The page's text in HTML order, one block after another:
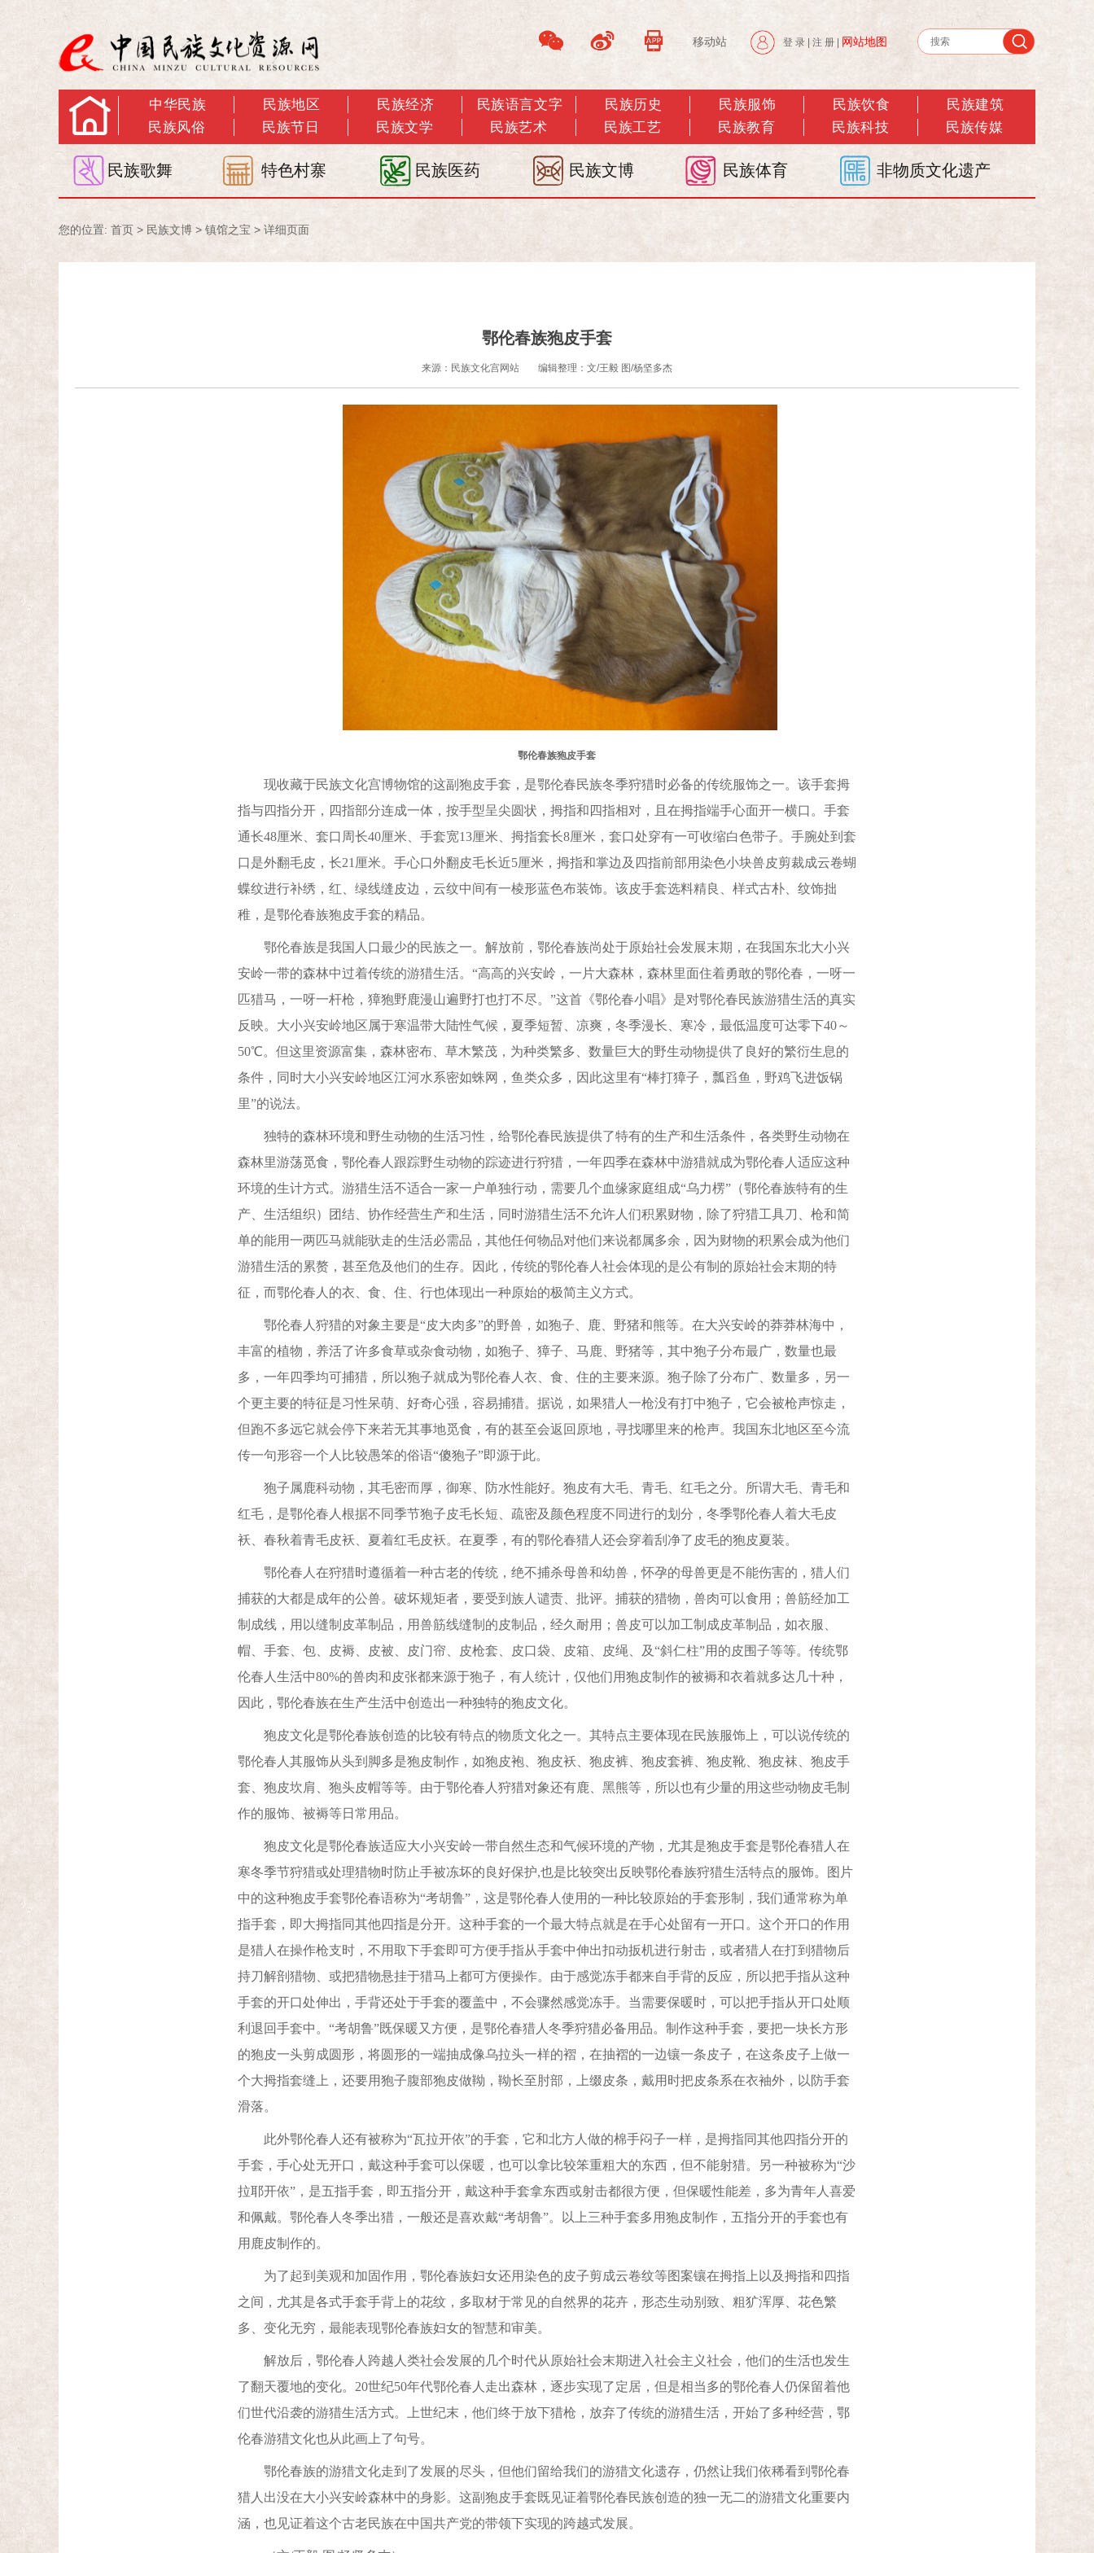
移动站 登 录 注 册 网站地图
中华民族 民族地区 民族经济 民族语言文字 民族历史 民族服饰 民族饮食
民族建筑
民族风俗
民族节日 民族文学 民族艺术 民族工艺 民族教育 民族科技 民族传媒
民族歌舞 特色村寨 民族医药 民族文博 民族体育 非物质文化遗产
您的位置: 首页 > 民族文博 > 镇馆之宝 > 详细页面
鄂伦春族狍皮手套
来源：民族文化宫网站 编辑整理：文/王毅 图/杨坚多杰
鄂伦春族狍皮手套
现收藏于民族文化宫博物馆的这副狍皮手套，是鄂伦春民族冬季狩猎时必备的传统服饰之一。该手套拇
指与四指分开，四指部分连成一体，按手型呈尖圆状，拇指和四指相对，且在拇指端手心面开一横口。手套
通长48厘米、套口周长40厘米、手套宽13厘米、拇指套长8厘米，套口处穿有一可收缩白色带子。手腕处到套
口是外翻毛皮，长21厘米。手心口外翻皮毛长近5厘米，拇指和掌边及四指前部用染色小块兽皮剪裁成云卷蝴
蝶纹进行补绣，红、绿线缝皮边，云纹中间有一棱形蓝色布装饰。该皮手套选料精良、样式古朴、纹饰拙
稚，是鄂伦春族狍皮手套的精品。
鄂伦春族是我国人口最少的民族之一。解放前，鄂伦春族尚处于原始社会发展末期，在我国东北大小兴
安岭一带的森林中过着传统的游猎生活。“高高的兴安岭，一片大森林，森林里面住着勇敢的鄂伦春，一呀一
匹猎马，一呀一杆枪，獐狍野鹿漫山遍野打也打不尽。”这首《鄂伦春小唱》是对鄂伦春民族游猎生活的真实
反映。大小兴安岭地区属于寒温带大陆性气候，夏季短暂、凉爽，冬季漫长、寒冷，最低温度可达零下40～
50℃。但这里资源富集，森林密布、草木繁茂，为种类繁多、数量巨大的野生动物提供了良好的繁衍生息的
条件，同时大小兴安岭地区江河水系密如蛛网，鱼类众多，因此这里有“棒打獐子，瓢舀鱼，野鸡飞进饭锅
里”的说法。
独特的森林环境和野生动物的生活习性，给鄂伦春民族提供了特有的生产和生活条件，各类野生动物在
森林里游荡觅食，鄂伦春人跟踪野生动物的踪迹进行狩猎，一年四季在森林中游猎就成为鄂伦春人适应这种
环境的生计方式。游猎生活不适合一家一户单独行动，需要几个血缘家庭组成“乌力楞”（鄂伦春族特有的生
产、生活组织）团结、协作经营生产和生活，同时游猎生活不允许人们积累财物，除了狩猎工具刀、枪和简
单的能用一两匹马就能驮走的生活必需品，其他任何物品对他们来说都属多余，因为财物的积累会成为他们
游猎生活的累赘，甚至危及他们的生存。因此，传统的鄂伦春人社会体现的是公有制的原始社会末期的特
征，而鄂伦春人的衣、食、住、行也体现出一种原始的极简主义方式。
鄂伦春人狩猎的对象主要是“皮大肉多”的野兽，如狍子、鹿、野猪和熊等。在大兴安岭的莽莽林海中，
丰富的植物，养活了许多食草或杂食动物，如狍子、獐子、马鹿、野猪等，其中狍子分布最广，数量也最
多，一年四季均可捕猎，所以狍子就成为鄂伦春人衣、食、住的主要来源。狍子除了分布广、数量多，另一
个更主要的特征是习性呆萌、好奇心强，容易捕猎。据说，如果猎人一枪没有打中狍子，它会被枪声惊走，
但跑不多远它就会停下来若无其事地觅食，有的甚至会返回原地，寻找哪里来的枪声。我国东北地区至今流
传一句形容一个人比较愚笨的俗语“傻狍子”即源于此。
狍子属鹿科动物，其毛密而厚，御寒、防水性能好。狍皮有大毛、青毛、红毛之分。所谓大毛、青毛和
红毛，是鄂伦春人根据不同季节狍子皮毛长短、疏密及颜色程度不同进行的划分，冬季鄂伦春人着大毛皮
袄、春秋着青毛皮袄、夏着红毛皮袄。在夏季，有的鄂伦春猎人还会穿着刮净了皮毛的狍皮夏装。
鄂伦春人在狩猎时遵循着一种古老的传统，绝不捕杀母兽和幼兽，怀孕的母兽更是不能伤害的，猎人们
捕获的大都是成年的公兽。破坏规矩者，要受到族人谴责、批评。捕获的猎物，兽肉可以食用；兽筋经加工
制成线，用以缝制皮革制品，用兽筋线缝制的皮制品，经久耐用；兽皮可以加工制成皮革制品，如衣服、
帽、手套、包、皮褥、皮被、皮门帘、皮枪套、皮口袋、皮箱、皮绳、及“斜仁柱”用的皮围子等等。传统鄂
伦春人生活中80%的兽肉和皮张都来源于狍子，有人统计，仅他们用狍皮制作的被褥和衣着就多达几十种，
因此，鄂伦春族在生产生活中创造出一种独特的狍皮文化。
狍皮文化是鄂伦春族创造的比较有特点的物质文化之一。其特点主要体现在民族服饰上，可以说传统的
鄂伦春人其服饰从头到脚多是狍皮制作，如狍皮袍、狍皮袄、狍皮裤、狍皮套裤、狍皮靴、狍皮袜、狍皮手
套、狍皮坎肩、狍头皮帽等等。由于鄂伦春人狩猎对象还有鹿、黑熊等，所以也有少量的用这些动物皮毛制
作的服饰、被褥等日常用品。
狍皮文化是鄂伦春族适应大小兴安岭一带自然生态和气候环境的产物，尤其是狍皮手套是鄂伦春猎人在
寒冬季节狩猎或处理猎物时防止手被冻坏的良好保护,也是比较突出反映鄂伦春族狩猎生活特点的服饰。图片
中的这种狍皮手套鄂伦春语称为“考胡鲁”，这是鄂伦春人使用的一种比较原始的手套形制，我们通常称为单
指手套，即大拇指同其他四指是分开。这种手套的一个最大特点就是在手心处留有一开口。这个开口的作用
是猎人在操作枪支时，不用取下手套即可方便手指从手套中伸出扣动扳机进行射击，或者猎人在打到猎物后
持刀解剖猎物、或把猎物悬挂于猎马上都可方便操作。由于感觉冻手都来自手背的反应，所以把手指从这种
手套的开口处伸出，手背还处于手套的覆盖中，不会骤然感觉冻手。当需要保暖时，可以把手指从开口处顺
利退回手套中。“考胡鲁”既保暖又方便，是鄂伦春猎人冬季狩猎必备用品。制作这种手套，要把一块长方形
的狍皮一头剪成圆形，将圆形的一端抽成像乌拉头一样的褶，在抽褶的一边镶一条皮子，在这条皮子上做一
个大拇指套缝上，还要用狍子腹部狍皮做靿，靿长至肘部，上缀皮条，戴用时把皮条系在衣袖外，以防手套
滑落。
此外鄂伦春人还有被称为“瓦拉开依”的手套，它和北方人做的棉手闷子一样，是拇指同其他四指分开的
手套，手心处无开口，戴这种手套可以保暖，也可以拿比较笨重粗大的东西，但不能射猎。另一种被称为“沙
拉耶开依”，是五指手套，即五指分开，戴这种手套拿东西或射击都很方便，但保暖性能差，多为青年人喜爱
和佩戴。鄂伦春人冬季出猎，一般还是喜欢戴“考胡鲁”。以上三种手套多用狍皮制作，五指分开的手套也有
用鹿皮制作的。
为了起到美观和加固作用，鄂伦春族妇女还用染色的皮子剪成云卷纹等图案镶在拇指上以及拇指和四指
之间，尤其是各式手套手背上的花纹，多取材于常见的自然界的花卉，形态生动别致、粗犷浑厚、花色繁
多、变化无穷，最能表现鄂伦春族妇女的智慧和审美。
解放后，鄂伦春人跨越人类社会发展的几个时代从原始社会末期进入社会主义社会，他们的生活也发生
了翻天覆地的变化。20世纪50年代鄂伦春人走出森林，逐步实现了定居，但是相当多的鄂伦春人仍保留着他
们世代沿袭的游猎生活方式。上世纪末，他们终于放下猎枪，放弃了传统的游猎生活，开始了多种经营，鄂
伦春游猎文化也从此画上了句号。
鄂伦春族的游猎文化走到了发展的尽头，但他们留给我们的游猎文化遗存，仍然让我们依稀看到鄂伦春
猎人出没在大小兴安岭森林中的身影。这副狍皮手套既见证着鄂伦春民族创造的独一无二的游猎文化重要内
涵，也见证着这个古老民族在中国共产党的带领下实现的跨越式发展。